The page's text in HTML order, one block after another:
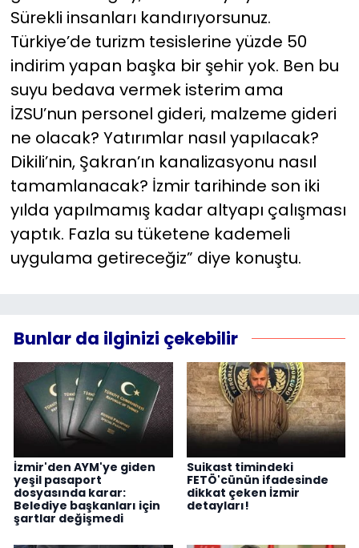
Sürekli insanları kandırıyorsunuz.
Türkiye’de turizm tesislerine yüzde 50
indirim yapan başka bir şehir yok. Ben bu
suyu bedava vermek isterim ama
İZSU’nun personel gideri, malzeme gideri
ne olacak? Yatırımlar nasıl yapılacak?
Dikili’nin, Şakran’ın kanalizasyonu nasıl
tamamlanacak? İzmir tarihinde son iki
yılda yapılmamış kadar altyapı çalışması
yaptık. Fazla su tüketene kademeli
uygulama getireceğiz” diye konuştu.
Bunlar da ilginizi çekebilir
İzmir'den AYM'ye giden
yeşil pasaport
dosyasında karar:
Belediye başkanları için
şartlar değişmedi
Suikast timindeki
FETÖ'cünün ifadesinde
dikkat çeken İzmir
detayları!